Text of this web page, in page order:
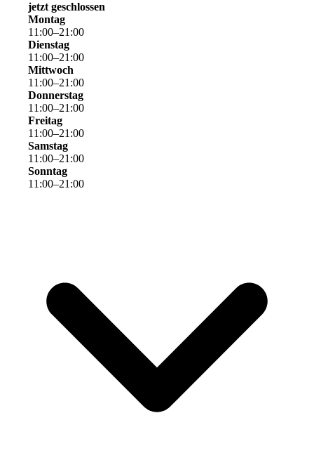
jetzt geschlossen
Montag
11 :00–21 :00
Dienstag
11 :00–21 :00
Mittwoch
11 :00–21 :00
Donnerstag
11 :00–21 :00
Freitag
11 :00–21 :00
Samstag
11 :00–21 :00
Sonntag
11 :00–21 :00